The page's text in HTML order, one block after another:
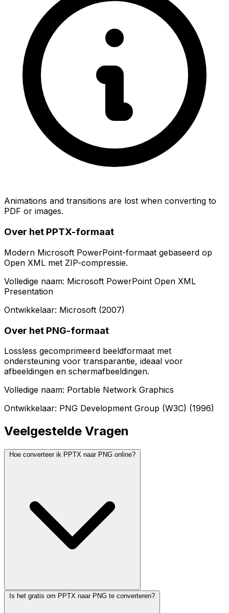
Animations and transitions are lost when converting to
PDF or images.
Over het PPTX-formaat
Modern Microsoft PowerPoint-formaat gebaseerd op
Open XML met ZIP-compressie.
Volledige naam: Microsoft PowerPoint Open XML
Presentation
Ontwikkelaar: Microsoft (2007)
Over het PNG-formaat
Lossless gecomprimeerd beeldformaat met
ondersteuning voor transparantie, ideaal voor
afbeeldingen en schermafbeeldingen.
Volledige naam: Portable Network Graphics
Ontwikkelaar: PNG Development Group (W3C) (1996)
Veelgestelde Vragen
Hoe converteer ik PPTX naar PNG online?
Is het gratis om PPTX naar PNG te converteren?